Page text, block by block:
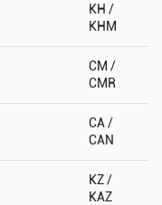
KH /
KHM
CM /
CMR
CA /
CAN
KZ /
KAZ